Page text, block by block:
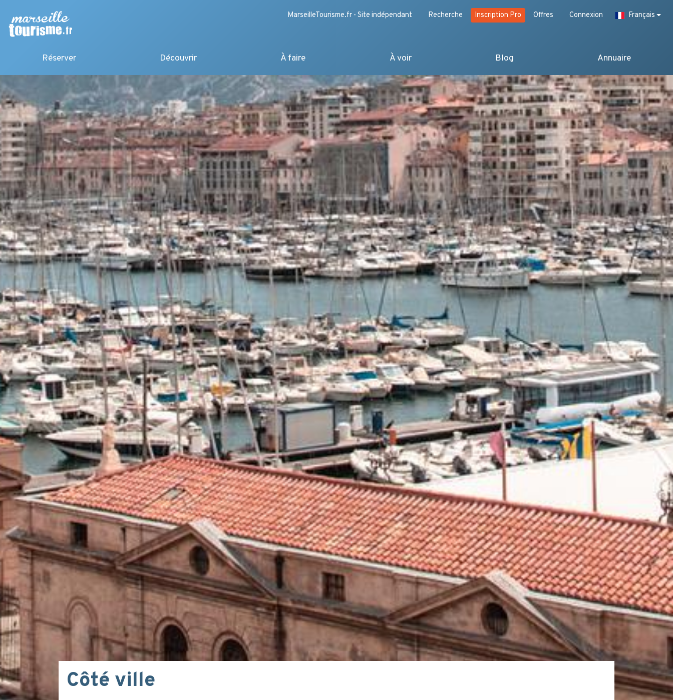
MarseilleTourisme.fr - Site indépendant Recherche Inscription Pro Offres Connexion Français
Réserver Découvrir À faire À voir Blog Annuaire
Côté ville